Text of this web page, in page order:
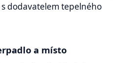
dodavatelem tepelného
a místo